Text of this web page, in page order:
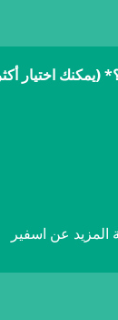
(يمكنك اختيار
المزيد عن اسفير